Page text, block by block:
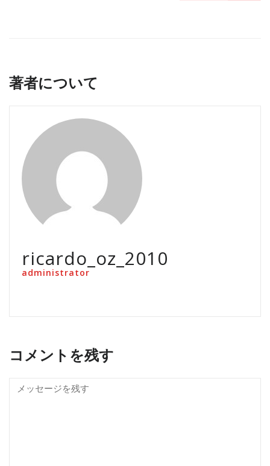
著者について
ricardo_oz_2010
administrator
コメントを残す